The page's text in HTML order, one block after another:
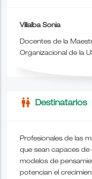
Villalba Sonia
Docentes de la
Organizacional de la
wc Destinatarios
Profesionales de las
que sean capaces de
modelos de
potencian el